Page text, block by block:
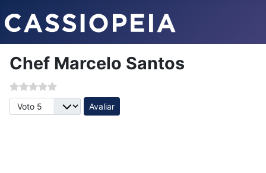
Chef Marcelo Santos
Avalie, por favor